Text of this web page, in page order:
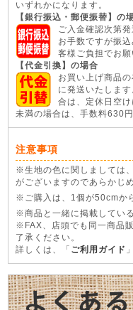
いずれかになります。
【銀行振込・郵便振替】の
ご入金確認次第
お手数ですが振
客様ご負担でお
【代金引換】の場合
お買い上げ商品
に発送いたしま
合は、定休日空
未満の場合は、手数料630
注意事項
※生地の色に関しましては
がございますのであらかじ
※ご購入は、1個が50cmか
※商品と一緒に掲載してい
※FAX、店頭でも同一商品
了承ください。
詳しくは、「 ご利用ガイド